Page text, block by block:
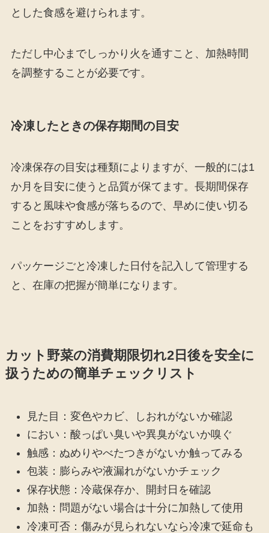
とした食感を避けられます。
ただし中心までしっかり火を通すこと、加熱時間
を調整することが必要です。
冷凍したときの保存期間の目安
冷凍保存の目安は種類によりますが、一般的には1
か月を目安に使うと品質が保てます。長期間保存
すると風味や食感が落ちるので、早めに使い切る
ことをおすすめします。
パッケージごと冷凍した日付を記入して管理する
と、在庫の把握が簡単になります。
カット野菜の消費期限切れ2日後を安全に
扱うための簡単チェックリスト
見た目：変色やカビ、しおれがないか確認
におい：酸っぱい臭いや異臭がないか嗅ぐ
触感：ぬめりやべたつきがないか触ってみる
包装：膨らみや液漏れがないかチェック
保存状態：冷蔵保存か、開封日を確認
加熱：問題がない場合は十分に加熱して使用
冷凍可否：傷みが見られないなら冷凍で延命も